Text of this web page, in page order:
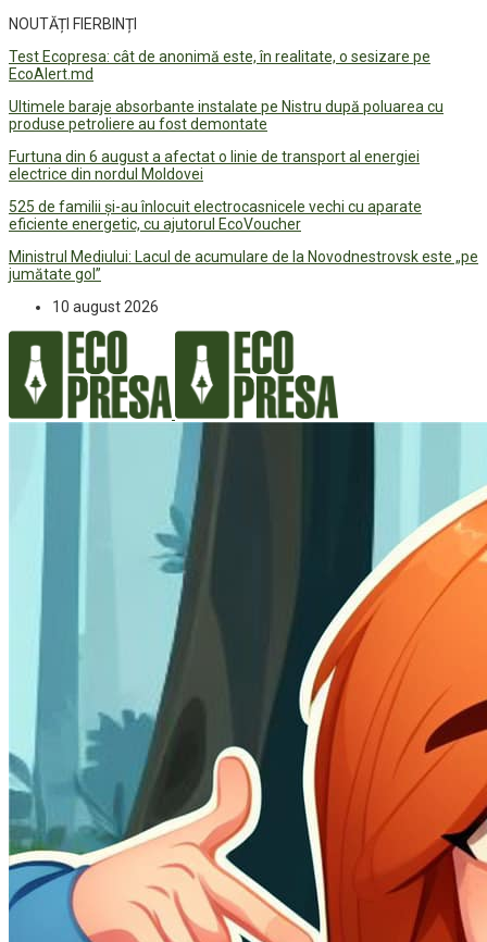
NOUTĂȚI FIERBINȚI
Test Ecopresa: cât de anonimă este, în realitate, o sesizare pe
EcoAlert.md
Ultimele baraje absorbante instalate pe Nistru după poluarea cu
produse petroliere au fost demontate
Furtuna din 6 august a afectat o linie de transport al energiei
electrice din nordul Moldovei
525 de familii și-au înlocuit electrocasnicele vechi cu aparate
eficiente energetic, cu ajutorul EcoVoucher
Ministrul Mediului: Lacul de acumulare de la Novodnestrovsk este „pe
jumătate gol”
10 august 2026